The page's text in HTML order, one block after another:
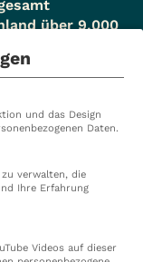
über 9.000
und das Design
Daten.
verwalten, die
Ihre Erfahrung
Videos auf dieser